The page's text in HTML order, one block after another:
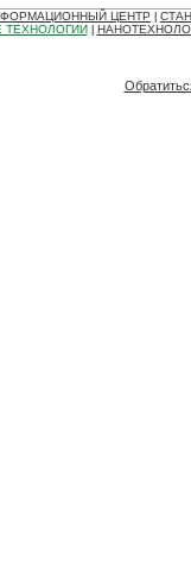
ЦЕНТР
ТЕХНОЛОГИИ